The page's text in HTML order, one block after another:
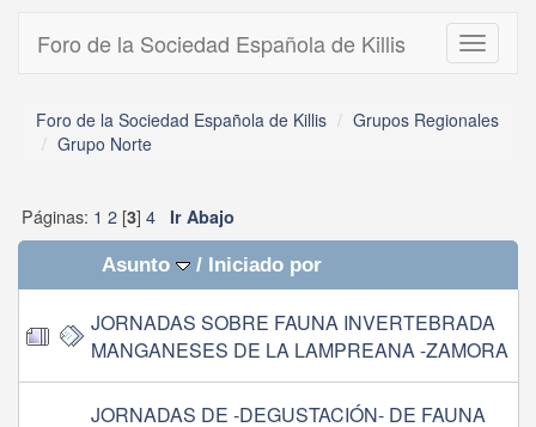
Toggle
Foro de la Sociedad Española de Killis
Foro de la Sociedad Española de Killis
Grupos Regionales
Grupo Norte
Páginas: 1 2[3] 4 Ir Abajo
Asunto / Iniciado por
JORNADAS SOBRE FAUNA INVERTEBRADA
MANGANESES DE LA LAMPREANA -ZAMORA
JORNADAS DE -DEGUSTACIÓN- DE FAUNA